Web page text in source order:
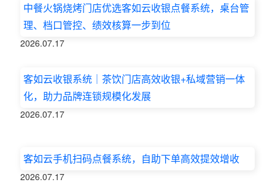
中餐火锅烧烤门店优选客如云收银点餐系统，桌台管
理、档口管控、绩效核算一步到位
2026.07.17
客如云收银系统｜茶饮门店高效收银+私域营销一体
化，助力品牌连锁规模化发展
2026.07.17
客如云手机扫码点餐系统，自助下单高效提效增收
2026.07.17